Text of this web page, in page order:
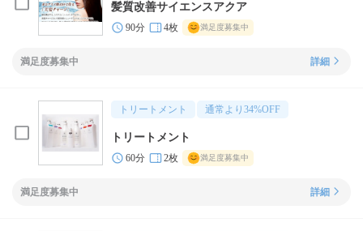
髪質改善サイエンスアクア
90分 4枚 満足度募集中
満足度募集中 詳細
トリートメント 通常より 34%OFF
トリートメント
60分 2枚 満足度募集中
満足度募集中 詳細